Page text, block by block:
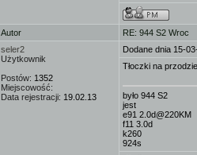
Autor
RE: 944 S2 Wroc
seler2
Użytkownik
Postów: 1352
Miejscowość:
Data rejestracji: 19.02.13
Dodane dnia 15-
Tłoczki na
było 944 S2
jest
e91 2.0d@220KM
f11 3.0d
k260
924s